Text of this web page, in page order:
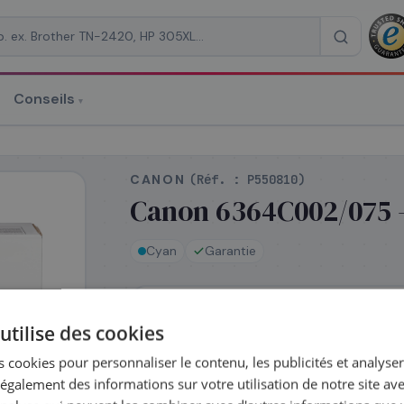
Conseils ▾
CANON (Réf. : P550810)
Canon 6364C002/
Cyan Garantie
Complétez la série075
des cookies
cookies pour personnaliser le contenu, les publicités et
des informations sur votre utilisation de notre site